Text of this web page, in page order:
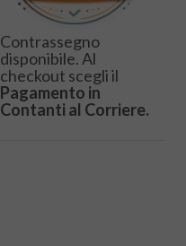
Contrassegno
disponibile. Al
checkout scegli il
Pagamento in
Contanti al Corriere.